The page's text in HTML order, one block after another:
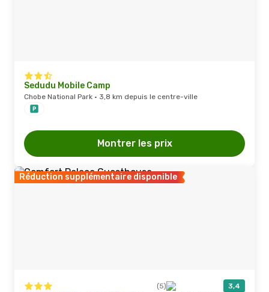
Sedudu Mobile Camp
Chobe National Park · 3,8 km depuis le centre-ville
Montrer les prix
Réduction supplémentaire disponible
(5) 3,4